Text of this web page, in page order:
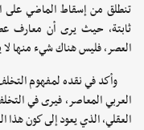
تنطلق من إسقاط الماضي على
ثابتة، حيث يرى أن معارف
العصر، فليس هناك شيء منها
وأكد في نقده لمفهوم
العربي المعاصر، فيرى في
العقلي، الذي يعود إلى كون